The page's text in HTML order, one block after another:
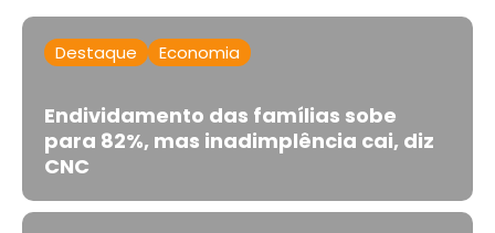
Destaque Economia
Endividamento das famílias sobe
para 82%, mas inadimplência cai, diz
CNC